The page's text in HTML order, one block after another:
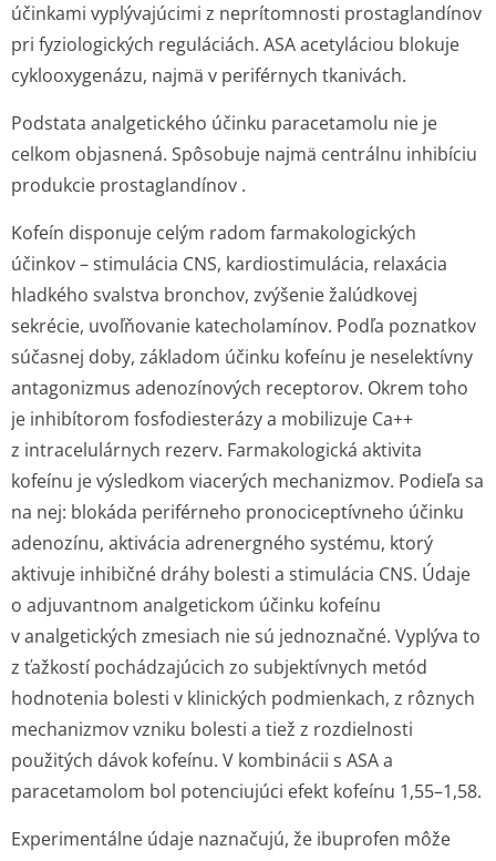
účinkami vyplývajúcimi z neprítomnosti prostaglandínov
pri fyziologických reguláciách. ASA acetyláciou blokuje
cyklooxygenázu, najmä v periférnych tkanivách.
Podstata analgetického účinku paracetamolu nie je
celkom objasnená. Spôsobuje najmä centrálnu inhibíciu
produkcie prostaglandínov .
Kofeín disponuje celým radom farmakologických
účinkov – stimulácia CNS, kardiostimulácia, relaxácia
hladkého svalstva bronchov, zvýšenie žalúdkovej
sekrécie, uvoľňovanie katecholamínov. Podľa poznatkov
súčasnej doby, základom účinku kofeínu je neselektívny
antagonizmus adenozínových receptorov. Okrem toho
je inhibítorom fosfodiesterázy a mobilizuje Ca++
z intracelulárnych rezerv. Farmakologická aktivita
kofeínu je výsledkom viacerých mechanizmov. Podieľa sa
na nej: blokáda periférneho pronociceptívneho účinku
adenozínu, aktivácia adrenergného systému, ktorý
aktivuje inhibičné dráhy bolesti a stimulácia CNS. Údaje
o adjuvantnom analgetickom účinku kofeínu
v analgetických zmesiach nie sú jednoznačné. Vyplýva to
z ťažkostí pochádzajúcich zo subjektívnych metód
hodnotenia bolesti v klinických podmienkach, z rôznych
mechanizmov vzniku bolesti a tiež z rozdielnosti
použitých dávok kofeínu. V kombinácii s ASA a
paracetamolom bol potenciujúci efekt kofeínu 1,55–1,58.
Experimentálne údaje naznačujú, že ibuprofen môže